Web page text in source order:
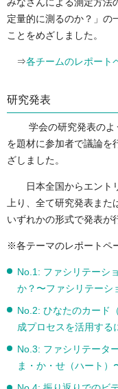
みなさんによる測定方法
定量的に測るのか？」の
ことをめざしました。
⇒各チームのレポート
研究発表
学会の研究発表のよう
を題材に参加者で議論を
ざしました。
日本全国からエントリ
上り、全て研究発表ま
いずれかの形式で発表が
※各テーマのレポートペ
No.1: ファシリテーシ
か？〜ファシリテーシ
No.2: ひなたのカード
成プロセスを活用する
No.3: ファシリテータ
ま・か・せ（ハート）